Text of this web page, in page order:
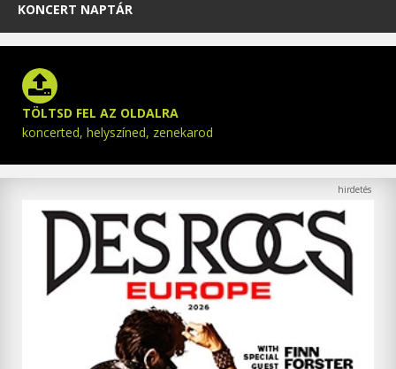
KONCERT NAPTÁR
TÖLTSD FEL AZ OLDALRA
koncerted, helyszíned, zenekarod